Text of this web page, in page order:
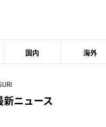
国内 海外
新ニュース